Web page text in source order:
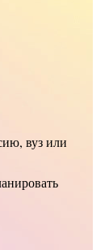
вуз или